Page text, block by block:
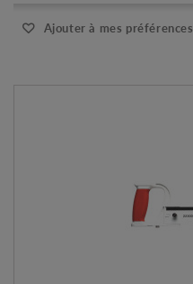
Ajouter à mes préférences